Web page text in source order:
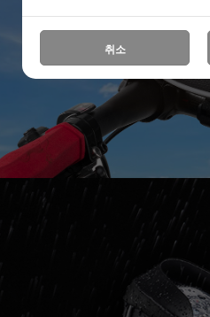
취소